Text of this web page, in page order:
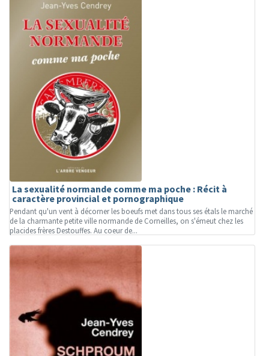
La sexualité normande comme ma poche : Récit à
caractère provincial et pornographique
Pendant qu'un vent à décorner les boeufs met dans tous ses étals le marché
de la charmante petite ville normande de Corneilles, on s'émeut chez les
placides frères Destouffes. Au coeur de...